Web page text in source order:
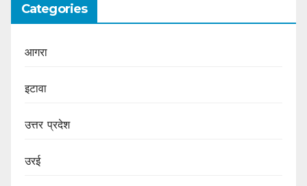
Categories
आगरा
इटावा
उत्तर प्रदेश
उरई